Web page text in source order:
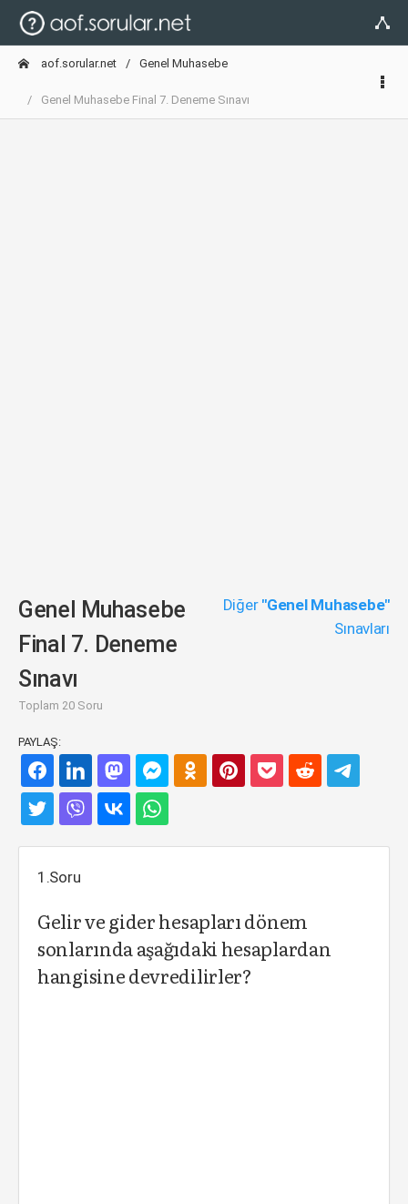
aof.sorular.net Genel Muhasebe
Genel Muhasebe Final 7. Deneme Sınavı
Genel Muhasebe
Final 7. Deneme
Sınavı
Toplam 20 Soru
Diğer "Genel Muhasebe"
Sınavları
PAYLAŞ:
1.Soru
Gelir ve gider hesapları dönem
sonlarında aşağıdaki hesaplardan
hangisine devredilirler?